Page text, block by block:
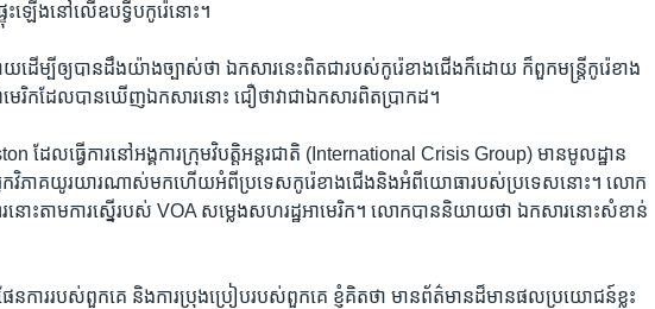
ះ​ឡើង​នៅ​លើ​ឧបទ្វីប​កូរ៉េ​នោះ។
ដើម្បី​ឲ្យ​បាន​ដឹង​យ៉ាង​ច្បាស់​ថា​ ​ឯកសារ​នេះ​ពិត​ជា​របស់​កូរ៉េ​ខាងជើង​ក៏​ដោយ​ ​ក៏​ពួក​មន្រ្តី​កូរ៉េ​ខាង​
មេរិក​ដែល​បាន​ឃើញ​ឯកសារ​នោះ​ ​ជឿ​ថាវាជា​ឯកសារ​ពិត​ប្រាកដ។
ដែល​ធ្វើ​ការ​នៅ​អង្គការ​ក្រុម​វិបត្តិ​អន្តរជាតិ​ (International​ Crisis​ Group)​ មាន​មូលដ្ឋាន​
ក​វិភាគ​យូរយារ​ណាស់​មក​ហើយ​អំពី​ប្រទេស​កូរ៉េ​ខាងជើង​និង​អំពី​យោធា​របស់​ប្រទេស​នោះ។ ​លោក​
ោះ​តាម​ការ​ស្នើ​របស់​ VOA​ សម្លេង​សហ​រដ្ឋ​អាមេរិក។​ លោក​បាន​និយាយ​ថា​ ​ឯកសារ​នោះ​សំខាន់​
នការ​របស់​ពួក​គេ​ និង​ការ​ប្រុង​ប្រៀប​របស់​ពួក​គេ​ ​ខ្ញុំ​គិត​ថា​ ​មាន​ព័ត៌មាន​ដ៏មាន​ផល​ប្រយោជន៍​ខ្លះ​